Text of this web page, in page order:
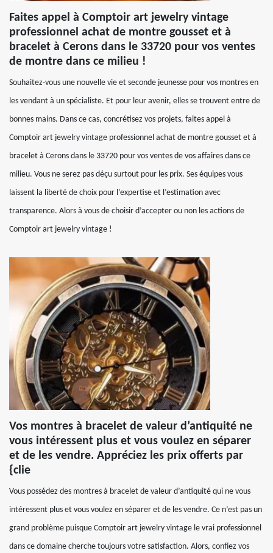
Faites appel à Comptoir art jewelry vintage
professionnel achat de montre gousset et à
bracelet à Cerons dans le 33720 pour vos ventes
de montre dans ce milieu !
Souhaitez-vous une nouvelle vie et seconde jeunesse pour vos montres en
les vendant à un spécialiste. Et pour leur avenir, elles se trouvent entre de
bonnes mains. Dans ce cas, concrétisez vos projets, faites appel à
Comptoir art jewelry vintage professionnel achat de montre gousset et à
bracelet à Cerons dans le 33720 pour vos ventes de vos affaires dans ce
milieu. Vous ne serez pas déçu surtout pour les prix. Ses équipes vous
laissent la liberté de choix pour l’expertise et l’estimation avec
transparence. Alors à vous de choisir d’accepter ou non les actions de
Comptoir art jewelry vintage !
Vos montres à bracelet de valeur d’antiquité ne
vous intéressent plus et vous voulez en séparer
et de les vendre. Appréciez les prix offerts par
{clie
Vous possédez des montres à bracelet de valeur d’antiquité qui ne vous
intéressent plus et vous voulez en séparer et de les vendre. Ce n’est pas un
grand problème puisque Comptoir art jewelry vintage le vrai professionnel
dans ce domaine cherche toujours votre satisfaction. Alors, confiez vos